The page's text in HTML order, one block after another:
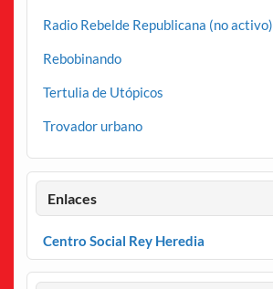
Radio Rebelde Republicana (no activo)
Rebobinando
Tertulia de Utópicos
Trovador urbano
Enlaces
Centro Social Rey Heredia